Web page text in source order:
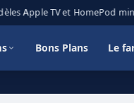
Apple TV et HomePod mini :
Bons Plans Le